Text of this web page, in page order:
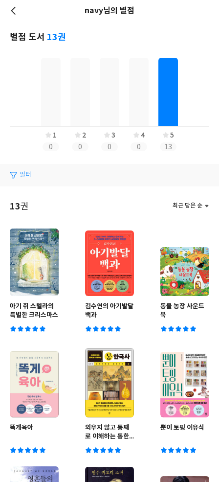
navy님의 별점
별점 도서 13권
1
0
2
0
3
0
4
0
5
13
필터
최근 담은 순
13권
아기 쥐 스텔라의
특별한 크리스마스
김수연의 아기발달
백과
동물 농장 사운드
북
똑게육아
외우지 않고 통째
로 이해하는 통한
뿐이 토핑 이유식